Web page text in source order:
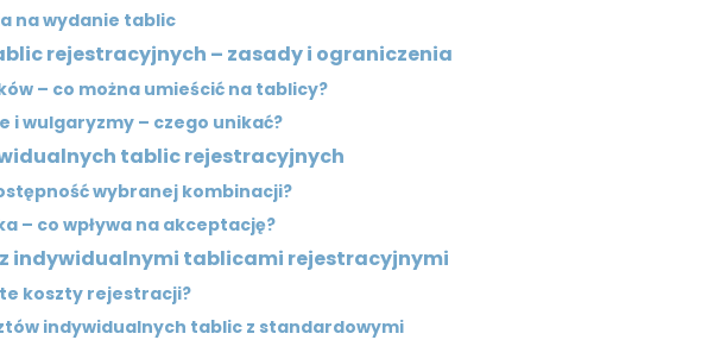
na wydanie tablic
rejestracyjnych – zasady i ograniczenia
– co można umieścić na tablicy?
i wulgaryzmy – czego unikać?
tablic rejestracyjnych
wybranej kombinacji?
– co wpływa na akceptację?
z indywidualnymi tablicami rejestracyjnymi
koszty rejestracji?
indywidualnych tablic z standardowymi